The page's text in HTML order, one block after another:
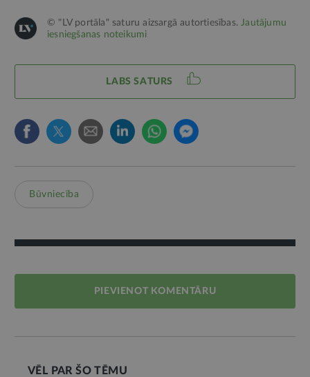
© "LV portāla" saturu aizsargā autortiesības.Jautājumu
iesniegšanas noteikumi
LABS SATURS
Būvniecība
PIEVIENOT KOMENTĀRU
VĒL PAR ŠO TĒMU